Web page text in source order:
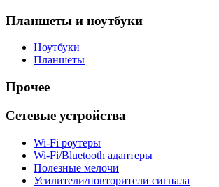
Планшеты и ноутбуки
Ноутбуки
Планшеты
Прочее
Сетевые устройства
Wi-Fi роутеры
Wi-Fi/Bluetooth адаптеры
Полезные мелочи
Усилители/повторители сигнала